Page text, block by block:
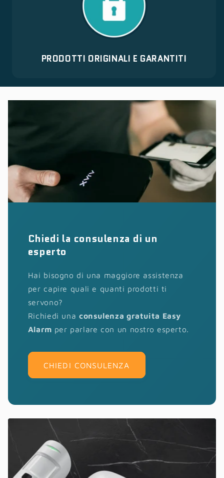
PRODOTTI ORIGINALI E GARANTITI
Chiedi la consulenza di un
esperto
Hai bisogno di una maggiore assistenza
per capire quali e quanti prodotti ti
servono?
Richiedi una consulenza gratuita Easy
Alarm per parlare con un nostro esperto.
CHIEDI CONSULENZA